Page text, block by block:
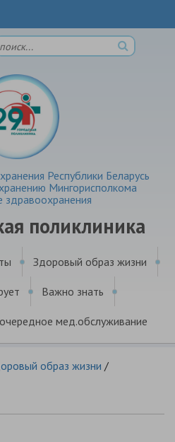
Республики Беларусь
Мингорисполкома
поликлиника
Здоровый образ жизни
Важно знать
мед.обслуживание
образ жизни /